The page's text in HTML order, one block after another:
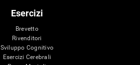
Esercizi
Brevetto
Rivenditori
Sviluppo Cognitivo
Esercizi Cerebrali